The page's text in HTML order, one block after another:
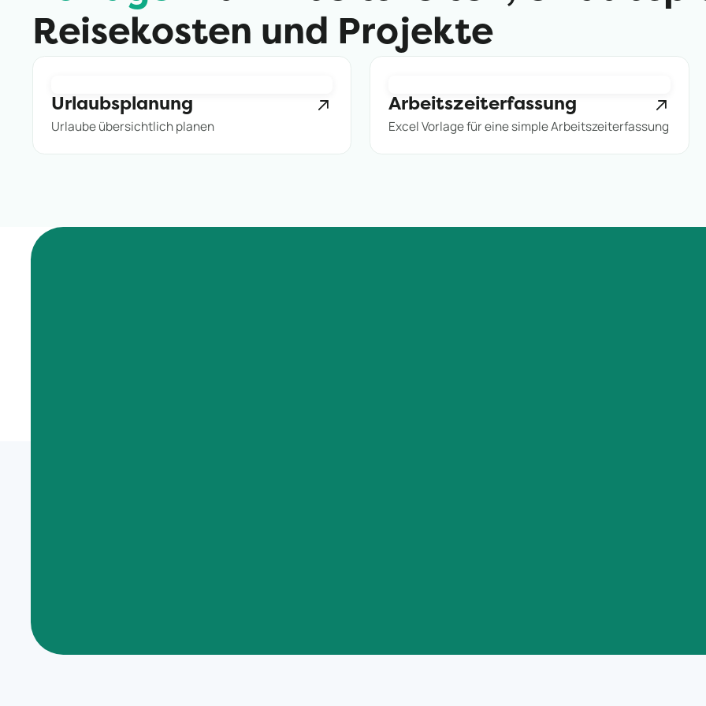
Reisekosten und Projekte
Urlaubsplanung
Urlaube übersichtlich planen
Arbeitszeiterfassung
Excel Vorlage für eine simple Arbeitszeiterfassung